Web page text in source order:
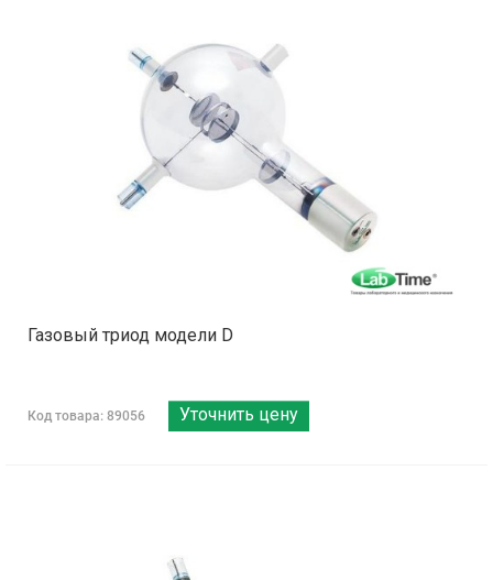
Газовый триод модели D
Код товара: 89056 Уточнить цену